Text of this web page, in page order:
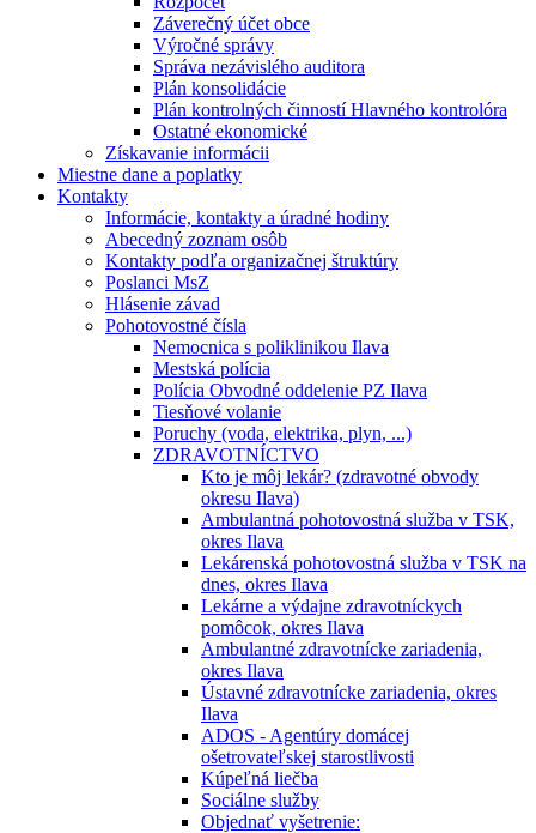
Záverečný účet obce
Výročné správy
Správa nezávislého auditora
Plán konsolidácie
Plán kontrolných činností Hlavného kontrolóra
Ostatné ekonomické
Získavanie informácii
Miestne dane a poplatky
Kontakty
Informácie, kontakty a úradné hodiny
Abecedný zoznam osôb
Kontakty podľa organizačnej štruktúry
Poslanci MsZ
Hlásenie závad
Pohotovostné čísla
Nemocnica s poliklinikou Ilava
Mestská polícia
Polícia Obvodné oddelenie PZ Ilava
Tiesňové volanie
Poruchy (voda, elektrika, plyn, ...)
ZDRAVOTNÍCTVO
Kto je môj lekár? (zdravotné obvody
okresu Ilava)
Ambulantná pohotovostná služba v TSK,
okres Ilava
Lekárenská pohotovostná služba v TSK na
dnes, okres Ilava
Lekárne a výdajne zdravotníckych
pomôcok, okres Ilava
Ambulantné zdravotnícke zariadenia,
okres Ilava
Ústavné zdravotnícke zariadenia, okres
Ilava
ADOS - Agentúry domácej
ošetrovateľskej starostlivosti
Kúpeľná liečba
Sociálne služby
Objednať vyšetrenie: